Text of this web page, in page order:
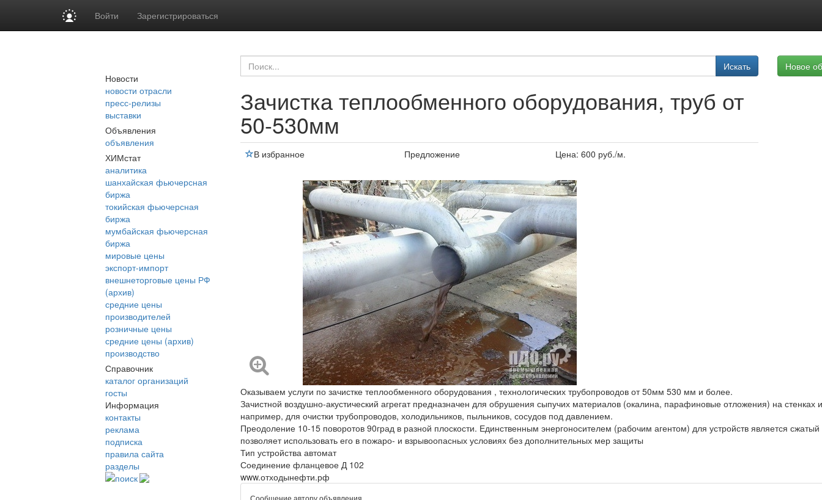
Войти Зарегистрироваться
Новости
новости отрасли
пресс-релизы
выставки
Объявления
объявления
ХИМстат
аналитика
шанхайская фьючерсная
биржа
токийская фьючерсная
биржа
мумбайская фьючерсная
биржа
мировые цены
экспорт-импорт
внешнеторговые цены РФ
(архив)
средние цены
производителей
розничные цены
средние цены (архив)
производство
Справочник
каталог организаций
госты
Информация
контакты
реклама
подписка
правила сайта
разделы
поиск
Искать Новое
Зачистка теплообменного оборудования, труб от
50-530мм
В избранное Предложение Цена: 600 руб./м.
Оказываем услуги по зачистке теплообменного оборудования , технологических трубопроводов от 50мм 530 мм и более.
Зачистной воздушно-акустический агрегат предназначен для обрушения сыпучих материалов (окалина, парафиновые отложения) на стенках
например, для очистки трубопроводов, холодильников, пыльников, сосудов под давлением.
Преодоление 10-15 поворотов 90град в разной плоскости. Единственным энергоносителем (рабочим агентом) для устройств является
позволяет использовать его в пожаро- и взрывоопасных условиях без дополнительных мер защиты
Тип устройства автомат
Соединение фланцевое Д 102
www.отходынефти.рф
Сообщение автору объявления